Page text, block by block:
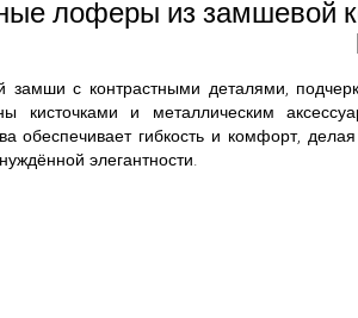
лоферы из замшевой
с контрастными деталями,
кисточками и металлическим
обеспечивает гибкость и комфорт,
элегантности.